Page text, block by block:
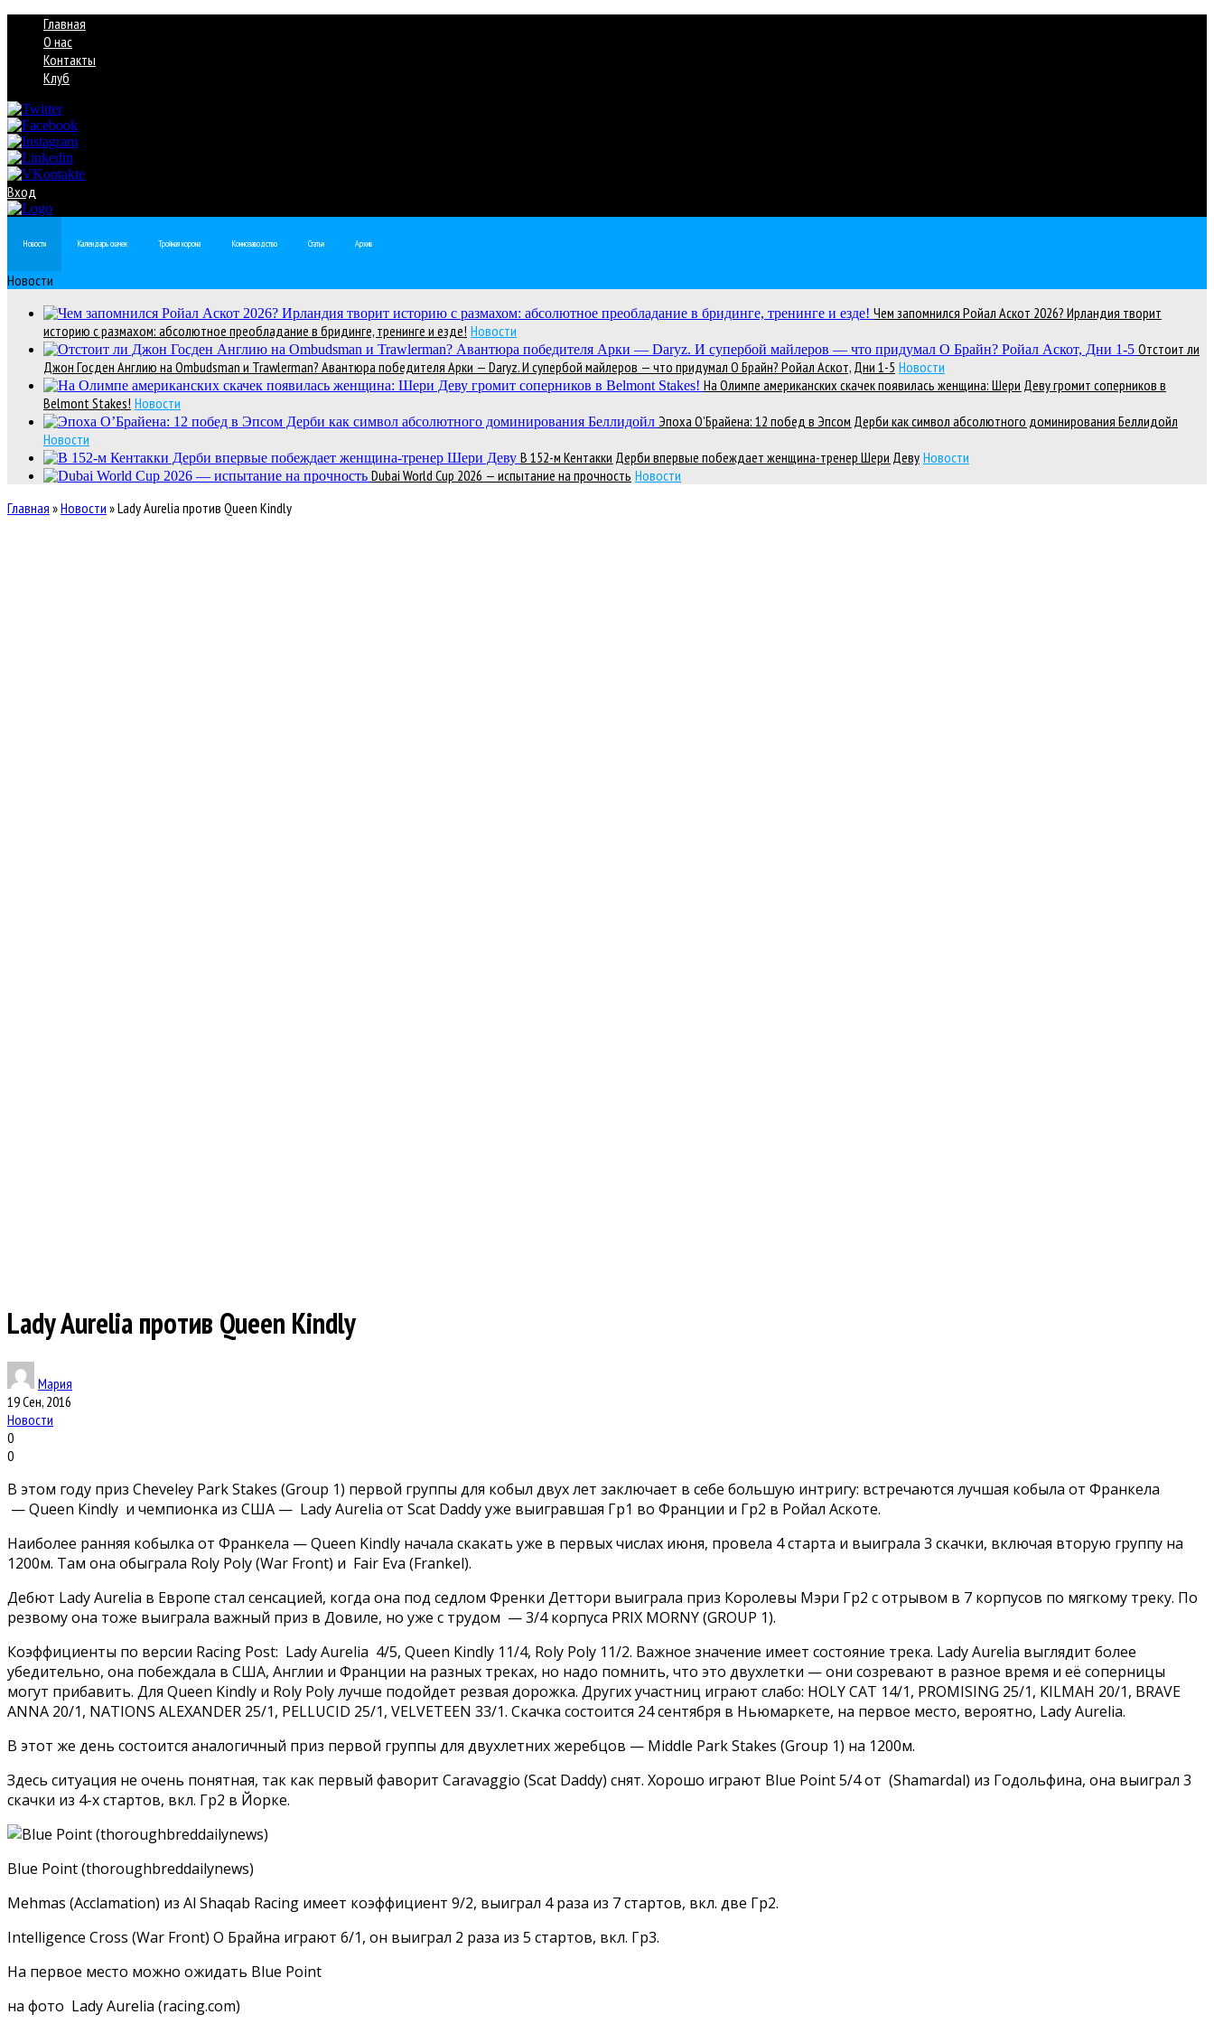
Главная
О нас
Контакты
Клуб
Вход
Новости Календарь скачек Тройная корона Коннозаводство Статьи Архив
Новости
Чем запомнился Ройал Аскот 2026? Ирландия творит
историю с размахом: абсолютное преобладание в бридинге, тренинге и езде! Новости
Отстоит ли
Джон Госден Англию на Ombudsman и Trawlerman? Авантюра победителя Арки — Daryz. И супербой майлеров — что придумал О Брайн? Ройал Аскот, Дни 1-5 Новости
На Олимпе американских скачек появилась женщина: Шери Деву громит соперников в
Belmont Stakes! Новости
Эпоха О’Брайена: 12 побед в Эпсом Дерби как символ абсолютного доминирования Беллидойл
Новости
В 152-м Кентакки Дерби впервые побеждает женщина-тренер Шери Деву Новости
Dubai World Cup 2026 — испытание на прочность Новости
Главная »Новости »Lady Aurelia против Queen Kindly
Lady Aurelia против Queen Kindly
Мария
19 Сен, 2016
Новости
0
0
В этом году приз Cheveley Park Stakes (Group 1) первой группы для кобыл двух лет заключает в себе большую интригу: встречаются лучшая кобыла от Франкела
— Queen Kindly и чемпионка из США — Lady Aurelia от Scat Daddy уже выигравшая Гр1 во Франции и Гр2 в Ройал Аскоте.
Наиболее ранняя кобылка от Франкела — Queen Kindly начала скакать уже в первых числах июня, провела 4 старта и выиграла 3 скачки, включая вторую группу на
1200м. Там она обыграла Roly Poly (War Front) и Fair Eva (Frankel).
Дебют Lady Aurelia в Европе стал сенсацией, когда она под седлом Френки Деттори выиграла приз Королевы Мэри Гр2 с отрывом в 7 корпусов по мягкому треку. По
резвому она тоже выиграла важный приз в Довиле, но уже с трудом — 3/4 корпуса PRIX MORNY (GROUP 1).
Коэффициенты по версии Racing Post: Lady Aurelia 4/5, Queen Kindly 11/4, Roly Poly 11/2. Важное значение имеет состояние трека. Lady Aurelia выглядит более
убедительно, она побеждала в США, Англии и Франции на разных треках, но надо помнить, что это двухлетки — они созревают в разное время и её соперницы
могут прибавить. Для Queen Kindly и Roly Poly лучше подойдет резвая дорожка. Других участниц играют слабо: HOLY CAT 14/1, PROMISING 25/1, KILMAH 20/1, BRAVE
ANNA 20/1, NATIONS ALEXANDER 25/1, PELLUCID 25/1, VELVETEEN 33/1. Скачка состоится 24 сентября в Ньюмаркете, на первое место, вероятно, Lady Aurelia.
В этот же день состоится аналогичный приз первой группы для двухлетних жеребцов — Middle Park Stakes (Group 1) на 1200м.
Здесь ситуация не очень понятная, так как первый фаворит Caravaggio (Scat Daddy) снят. Хорошо играют Blue Point 5/4 от (Shamardal) из Годольфина, она выиграл 3
скачки из 4-х стартов, вкл. Гр2 в Йорке.
Blue Point (thoroughbreddailynews)
Mehmas (Acclamation) из Al Shaqab Racing имеет коэффициент 9/2, выиграл 4 раза из 7 стартов, вкл. две Гр2.
Intelligence Cross (War Front) О Брайна играют 6/1, он выиграл 2 раза из 5 стартов, вкл. Гр3.
На первое место можно ожидать Blue Point
на фото Lady Aurelia (racing.com)